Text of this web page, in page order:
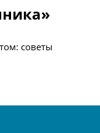
советы